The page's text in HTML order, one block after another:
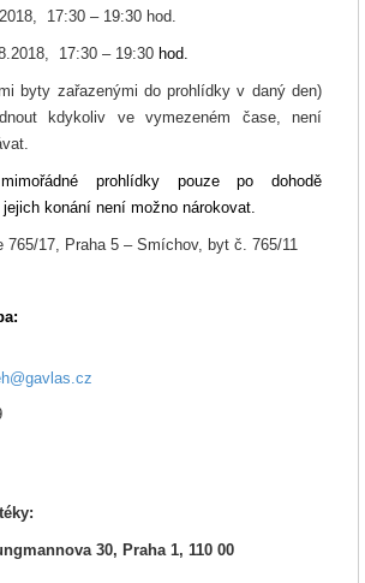
17:30 – 19:30 hod.
17:30 – 19:30 hod.
byty zařazenými do prohlídky v daný den)
kdykoliv ve vymezeném čase, není
prohlídky pouze po dohodě
konání není možno nárokovat.
765/17, Praha 5 – Smíchov, byt č. 765/11
:
30, Praha 1, 110 00